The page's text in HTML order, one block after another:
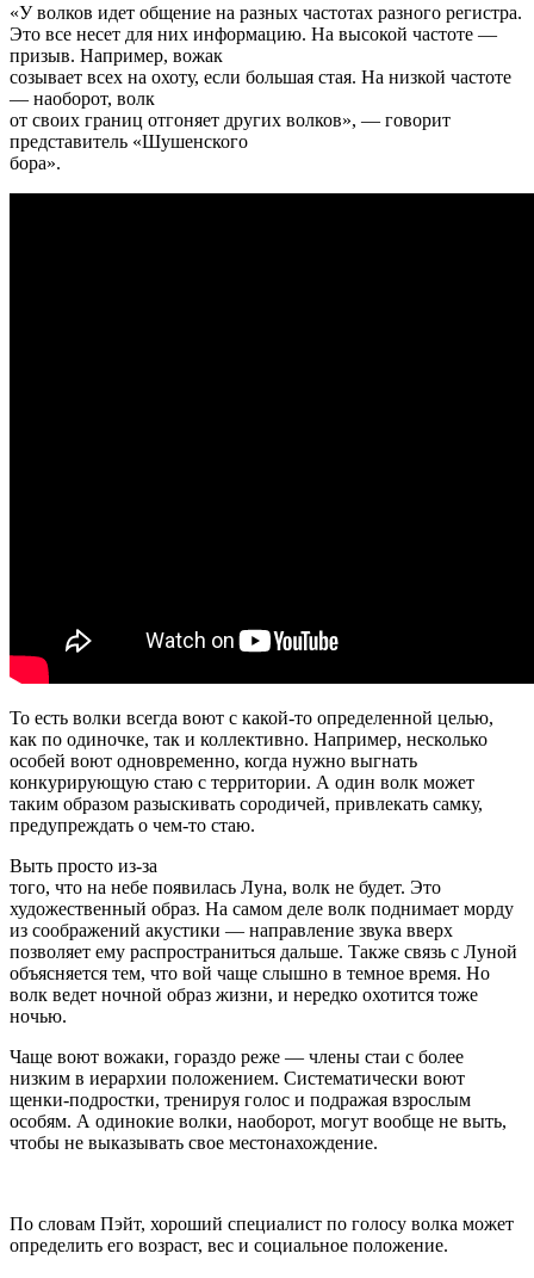
«У волков идет общение на разных частотах разного регистра.
Это все несет для них информацию. На высокой частоте —
призыв. Например, вожак
созывает всех на охоту, если большая стая. На низкой частоте
— наоборот, волк
от своих границ отгоняет других волков», — говорит
представитель «Шушенского
бора».
То есть волки всегда воют с какой-то определенной целью,
как по одиночке, так и коллективно. Например, несколько
особей воют одновременно, когда нужно выгнать
конкурирующую стаю с территории. А один волк может
таким образом разыскивать сородичей, привлекать самку,
предупреждать о чем-то стаю.
Выть просто из-за
того, что на небе появилась Луна, волк не будет. Это
художественный образ. На самом деле волк поднимает морду
из соображений акустики — направление звука вверх
позволяет ему распространиться дальше. Также связь с Луной
объясняется тем, что вой чаще слышно в темное время. Но
волк ведет ночной образ жизни, и нередко охотится тоже
ночью.
Чаще воют вожаки, гораздо реже — члены стаи с более
низким в иерархии положением. Систематически воют
щенки-подростки, тренируя голос и подражая взрослым
особям. А одинокие волки, наоборот, могут вообще не выть,
чтобы не выказывать свое местонахождение.
По словам Пэйт, хороший специалист по голосу волка может
определить его возраст, вес и социальное положение.